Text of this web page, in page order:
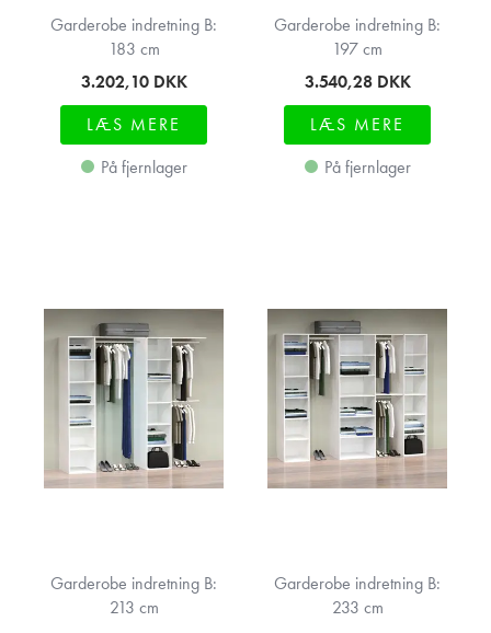
Garderobe indretning B:
183 cm
3.202,10 DKK
LÆS MERE
På fjernlager
Garderobe indretning B:
197 cm
3.540,28 DKK
LÆS MERE
På fjernlager
Garderobe indretning B:
213 cm
Garderobe indretning B:
233 cm